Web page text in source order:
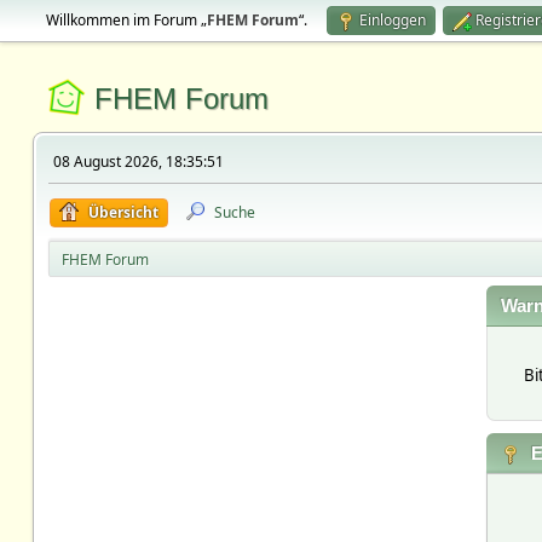
Willkommen im Forum „FHEM Forum“. Einloggen
FHEM Forum
08 August 2026, 18:35:51
Übersicht Suche
FHEM Forum